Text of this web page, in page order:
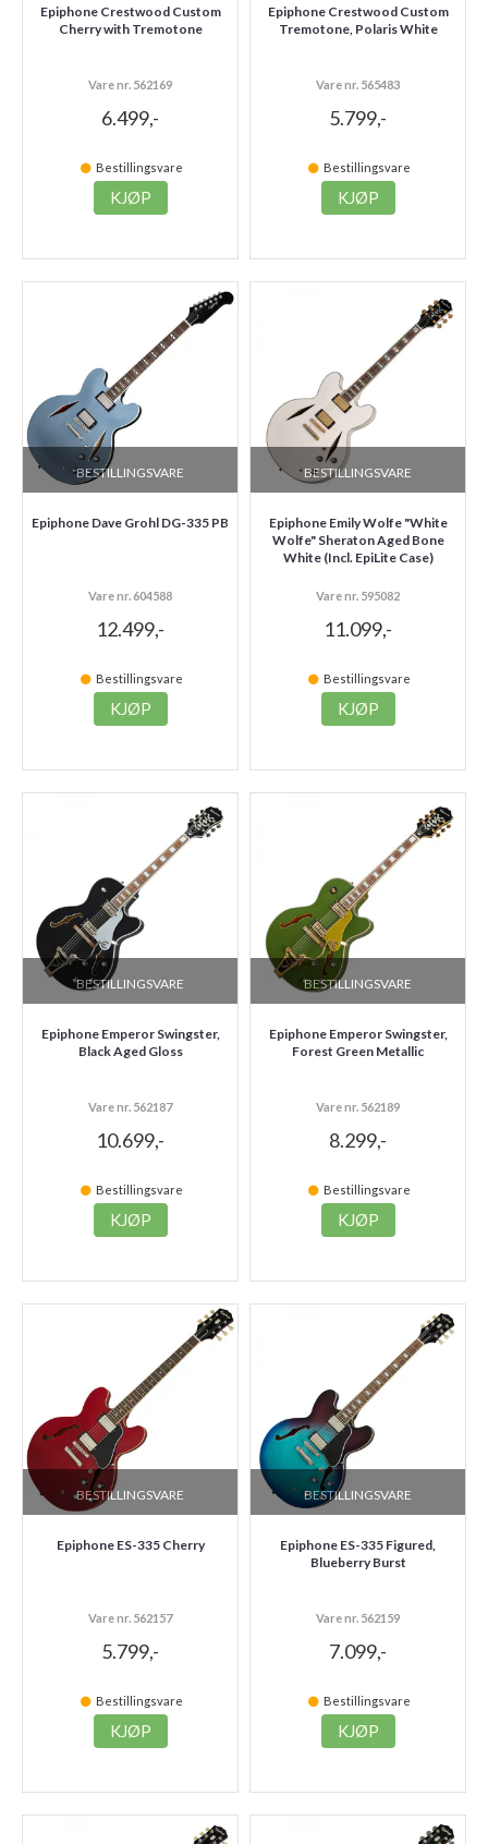
Epiphone Crestwood Custom
Cherry with Tremotone
Vare nr. 562169
6.499,-
Bestillingsvare
KJØP
Epiphone Crestwood Custom
Tremotone, Polaris White
Vare nr. 565483
5.799,-
Bestillingsvare
KJØP
BESTILLINGSVARE
Epiphone Dave Grohl DG-335 PB
Vare nr. 604588
12.499,-
Bestillingsvare
KJØP
BESTILLINGSVARE
Epiphone Emily Wolfe "White
Wolfe" Sheraton Aged Bone
White (Incl. EpiLite Case)
Vare nr. 595082
11.099,-
Bestillingsvare
KJØP
BESTILLINGSVARE
Epiphone Emperor Swingster,
Black Aged Gloss
Vare nr. 562187
10.699,-
Bestillingsvare
KJØP
BESTILLINGSVARE
Epiphone Emperor Swingster,
Forest Green Metallic
Vare nr. 562189
8.299,-
Bestillingsvare
KJØP
BESTILLINGSVARE
Epiphone ES-335 Cherry
Vare nr. 562157
5.799,-
Bestillingsvare
KJØP
BESTILLINGSVARE
Epiphone ES-335 Figured,
Blueberry Burst
Vare nr. 562159
7.099,-
Bestillingsvare
KJØP